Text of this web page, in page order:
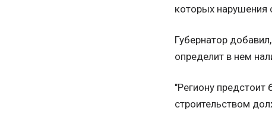
которых
Губернатор
определит в нем
"Региону
строительством